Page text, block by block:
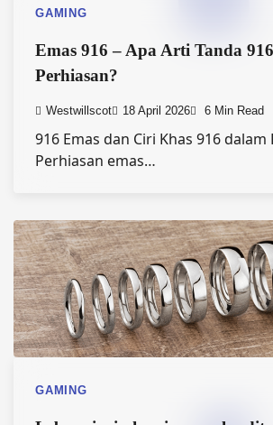
GAMING
Emas 916 – Apa Arti Tanda
Perhiasan?
Westwillscot 18 April 2026 6 Min Read
916 Emas dan Ciri Khas 916 dalam
Perhiasan emas…
GAMING